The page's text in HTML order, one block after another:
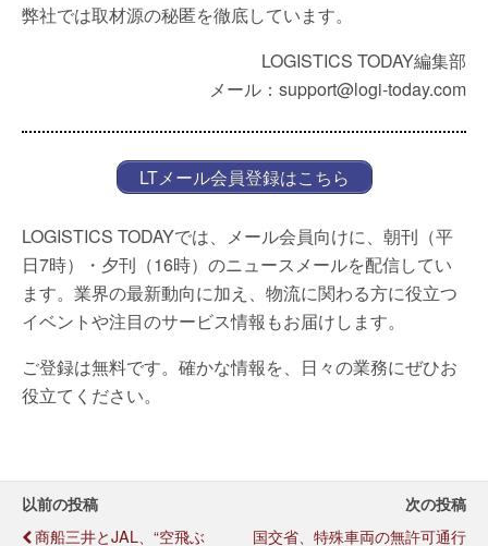
弊社では取材源の秘匿を徹底しています。
LOGISTICS TODAY編集部
メール：support@logi-today.com
LTメール会員登録はこちら
LOGISTICS TODAYでは、メール会員向けに、朝刊（平
日7時）・夕刊（16時）のニュースメールを配信してい
ます。業界の最新動向に加え、物流に関わる方に役立つ
イベントや注目のサービス情報もお届けします。
ご登録は無料です。確かな情報を、日々の業務にぜひお
役立てください。
以前の投稿
商船三井とJAL、“空飛ぶ
次の投稿
国交省、特殊車両の無許可通行